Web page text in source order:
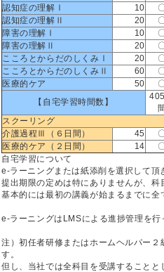
認知症の理解Ⅰ 10
認知症の理解Ⅱ
20
障害の理解Ⅰ
10
障害の理解Ⅱ
20
こころとからだのしくみⅠ
20
こころとからだのしくみⅡ
60
医療的ケア
50
【自宅学習時間数】
スクーリング
介護過程Ⅲ（６日間）
45
医療的ケア（２日間）
14
自宅学習について
e-ラーニングまたは紙添削を選択して頂
提出期限の定めは特にありませんが、科
基本的には最初の講義が始まるまでに全
e-ラーニングはLMSによる進捗管理を行
注）初任者研修またはホームヘルパー
す。
但し、当社では全科目を受講すること